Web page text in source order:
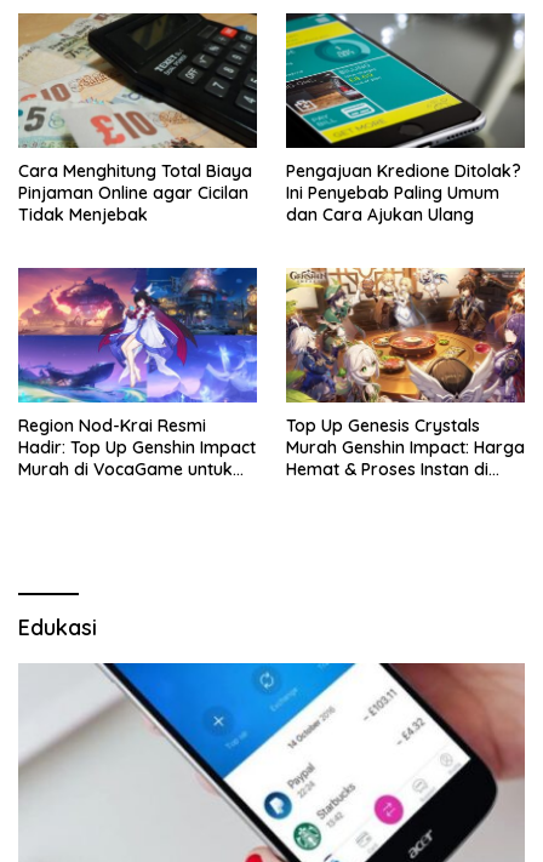
Cara Menghitung Total Biaya
Pinjaman Online agar Cicilan
Tidak Menjebak
Pengajuan Kredione Ditolak?
Ini Penyebab Paling Umum
dan Cara Ajukan Ulang
Region Nod-Krai Resmi
Hadir: Top Up Genshin Impact
Murah di VocaGame untuk
Top Up Genesis Crystals
Murah Genshin Impact: Harga
Hemat & Proses Instan di
Edukasi